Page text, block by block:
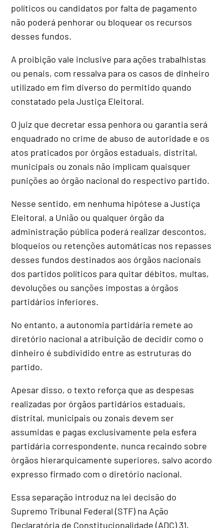
políticos ou candidatos por falta de pagamento
não poderá penhorar ou bloquear os recursos
desses fundos.
A proibição vale inclusive para ações trabalhistas
ou penais, com ressalva para os casos de dinheiro
utilizado em fim diverso do permitido quando
constatado pela Justiça Eleitoral.
O juiz que decretar essa penhora ou garantia será
enquadrado no crime de abuso de autoridade e os
atos praticados por órgãos estaduais, distrital,
municipais ou zonais não implicam quaisquer
punições ao órgão nacional do respectivo partido.
Nesse sentido, em nenhuma hipótese a Justiça
Eleitoral, a União ou qualquer órgão da
administração pública poderá realizar descontos,
bloqueios ou retenções automáticas nos repasses
desses fundos destinados aos órgãos nacionais
dos partidos políticos para quitar débitos, multas,
devoluções ou sanções impostas a órgãos
partidários inferiores.
No entanto, a autonomia partidária remete ao
diretório nacional a atribuição de decidir como o
dinheiro é subdividido entre as estruturas do
partido.
Apesar disso, o texto reforça que as despesas
realizadas por órgãos partidários estaduais,
distrital, municipais ou zonais devem ser
assumidas e pagas exclusivamente pela esfera
partidária correspondente, nunca recaindo sobre
órgãos hierarquicamente superiores, salvo acordo
expresso firmado com o diretório nacional.
Essa separação introduz na lei decisão do
Supremo Tribunal Federal (STF) na Ação
Declaratória de Constitucionalidade (ADC) 31,